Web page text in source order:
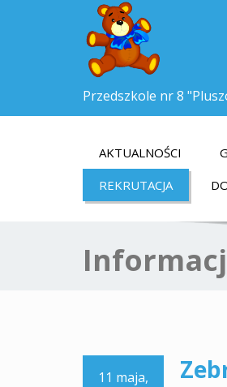
Przedszkole nr 8
AKTUALNOŚCI
REKRUTACJA
11 maja,